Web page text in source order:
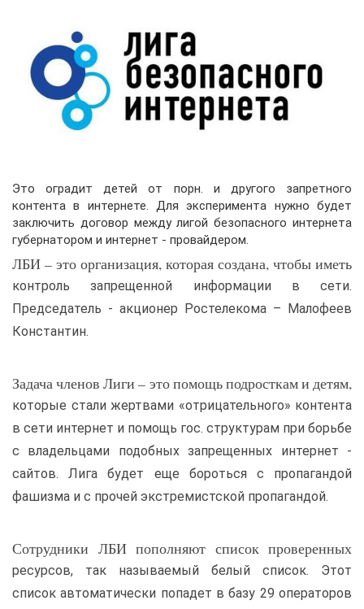
Это оградит детей от порн. и другого запретного
контента в интернете. Для эксперимента нужно будет
заключить договор между лигой безопасного интернета
губернатором и интернет - провайдером.
ЛБИ – это организация, которая создана, чтобы иметь
контроль запрещенной информации в сети.
Председатель - акционер Ростелекома – Малофеев
Константин.
Задача членов Лиги – это помощь подросткам и детям,
которые стали жертвами «отрицательного» контента
в сети интернет и помощь гос. структурам при борьбе
с владельцами подобных запрещенных интернет -
сайтов. Лига будет еще бороться с пропагандой
фашизма и с прочей экстремистской пропагандой.
Сотрудники ЛБИ пополняют список проверенных
ресурсов, так называемый белый список. Этот
список автоматически попадет в базу 29 операторов